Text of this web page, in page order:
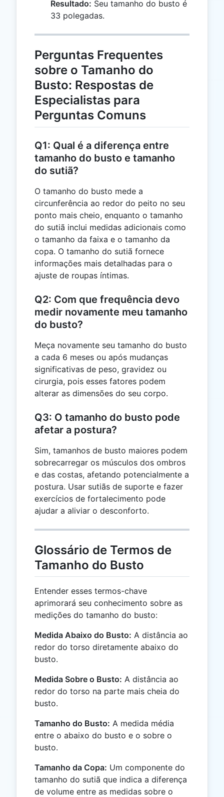
Resultado: Seu tamanho do busto é
33 polegadas.
Perguntas Frequentes
sobre o Tamanho do
Busto: Respostas de
Especialistas para
Perguntas Comuns
Q1: Qual é a diferença entre
tamanho do busto e tamanho
do sutiã?
O tamanho do busto mede a
circunferência ao redor do peito no seu
ponto mais cheio, enquanto o tamanho
do sutiã inclui medidas adicionais como
o tamanho da faixa e o tamanho da
copa. O tamanho do sutiã fornece
informações mais detalhadas para o
ajuste de roupas íntimas.
Q2: Com que frequência devo
medir novamente meu tamanho
do busto?
Meça novamente seu tamanho do busto
a cada 6 meses ou após mudanças
significativas de peso, gravidez ou
cirurgia, pois esses fatores podem
alterar as dimensões do seu corpo.
Q3: O tamanho do busto pode
afetar a postura?
Sim, tamanhos de busto maiores podem
sobrecarregar os músculos dos ombros
e das costas, afetando potencialmente a
postura. Usar sutiãs de suporte e fazer
exercícios de fortalecimento pode
ajudar a aliviar o desconforto.
Glossário de Termos de
Tamanho do Busto
Entender esses termos-chave
aprimorará seu conhecimento sobre as
medições do tamanho do busto:
Medida Abaixo do Busto: A distância ao
redor do torso diretamente abaixo do
busto.
Medida Sobre o Busto: A distância ao
redor do torso na parte mais cheia do
busto.
Tamanho do Busto: A medida média
entre o abaixo do busto e o sobre o
busto.
Tamanho da Copa: Um componente do
tamanho do sutiã que indica a diferença
de volume entre as medidas sobre o